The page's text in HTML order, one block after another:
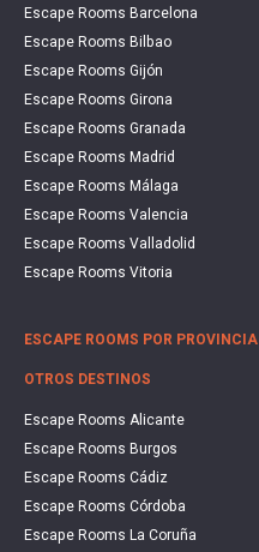
Escape Rooms Barcelona
Escape Rooms Bilbao
Escape Rooms Gijón
Escape Rooms Girona
Escape Rooms Granada
Escape Rooms Madrid
Escape Rooms Málaga
Escape Rooms Valencia
Escape Rooms Valladolid
Escape Rooms Vitoria
ESCAPE ROOMS POR PROVINCIA
OTROS DESTINOS
Escape Rooms Alicante
Escape Rooms Burgos
Escape Rooms Cádiz
Escape Rooms Córdoba
Escape Rooms La Coruña